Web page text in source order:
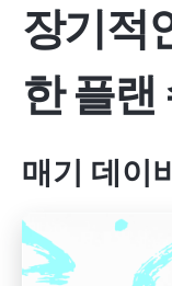
장기적
한 플랜
매기 데이